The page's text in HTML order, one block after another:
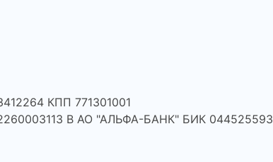
КПП 771301001
В АО "АЛЬФА-БАНК" БИК 044525593